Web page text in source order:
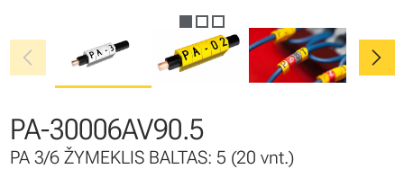
chevron_left chevron_right
PA-30006AV90.5
PA 3/6 ŽYMEKLIS BALTAS: 5 (20 vnt.)